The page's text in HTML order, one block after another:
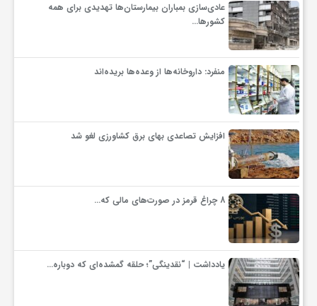
عادی‌سازی بمباران بیمارستان‌ها تهدیدی برای همه
کشورها…
منفرد: داروخانه‌ها از وعده‌ها بریده‌اند
افزایش تصاعدی بهای برق کشاورزی لغو شد
8 چراغ قرمز در صورت‌های مالی که…
یادداشت | “نقدینگی”؛ حلقه گمشده‌ای که دوباره…